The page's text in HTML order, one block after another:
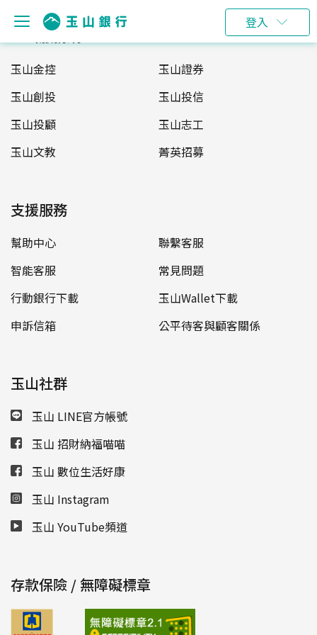
登入
玉山服務網
玉山金控
玉山證券
玉山創投
玉山投信
玉山投顧
玉山志工
玉山文教
菁英招募
支援服務
幫助中心
聯繫客服
智能客服
常見問題
行動銀行下載
玉山Wallet下載
申訴信箱
公平待客與顧客關係
玉山社群
玉山 LINE官方帳號
玉山 招財納福喵喵
玉山 數位生活好康
玉山 Instagram
玉山 YouTube頻道
存款保險 / 無障礙標章